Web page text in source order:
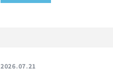
2026.07.21